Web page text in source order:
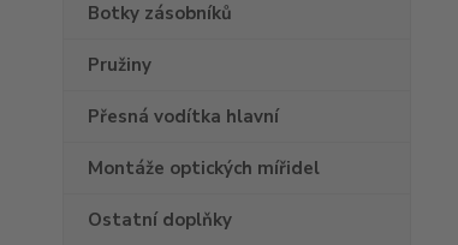
Botky zásobníků
Pružiny
Přesná vodítka hlavní
Montáže optických mířidel
Ostatní doplňky